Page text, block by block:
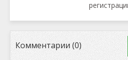
Комментарии (0)